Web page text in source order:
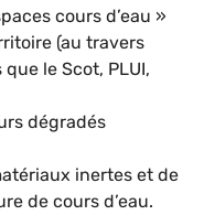
cours d’eau »
(au travers
le Scot, PLUI,
dégradés
inertes et de
de cours d’eau.